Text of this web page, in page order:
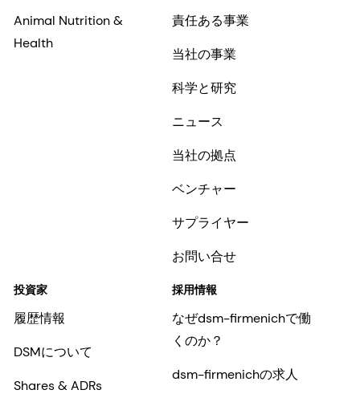
Animal Nutrition &
Health
責任ある事業
当社の事業
科学と研究
ニュース
当社の拠点
ベンチャー
サプライヤー
お問い合せ
投資家
履歴情報
DSMについて
Shares & ADRs
採用情報
なぜdsm-firmenichで働
くのか？
dsm-firmenichの求人